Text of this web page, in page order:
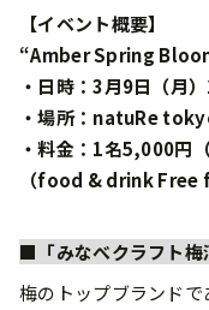
【イベント概要】
“Amber Spring
・⽇時：3⽉9⽇（月
・場所：natuRe
・料⾦：1名5,000円（
（food & drink Free
■「みなべクラフト梅
梅のトップブランド